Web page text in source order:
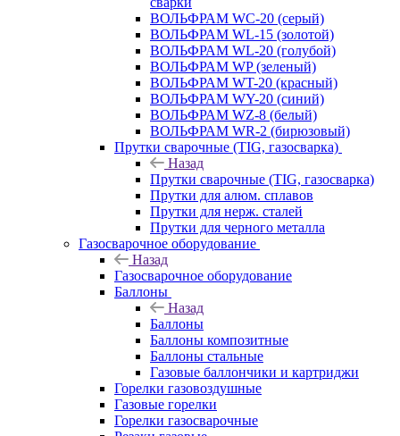
ВОЛЬФРАМ WC-20 (серый)
ВОЛЬФРАМ WL-15 (золотой)
ВОЛЬФРАМ WL-20 (голубой)
ВОЛЬФРАМ WP (зеленый)
ВОЛЬФРАМ WT-20 (красный)
ВОЛЬФРАМ WY-20 (синий)
ВОЛЬФРАМ WZ-8 (белый)
ВОЛЬФРАМ WR-2 (бирюзовый)
Прутки сварочные (TIG, газосварка)
Назад
Прутки сварочные (TIG, газосварка)
Прутки для алюм. сплавов
Прутки для нерж. сталей
Прутки для черного металла
Газосварочное оборудование
Назад
Газосварочное оборудование
Баллоны
Назад
Баллоны
Баллоны композитные
Баллоны стальные
Газовые баллончики и картриджи
Горелки газовоздушные
Газовые горелки
Горелки газосварочные